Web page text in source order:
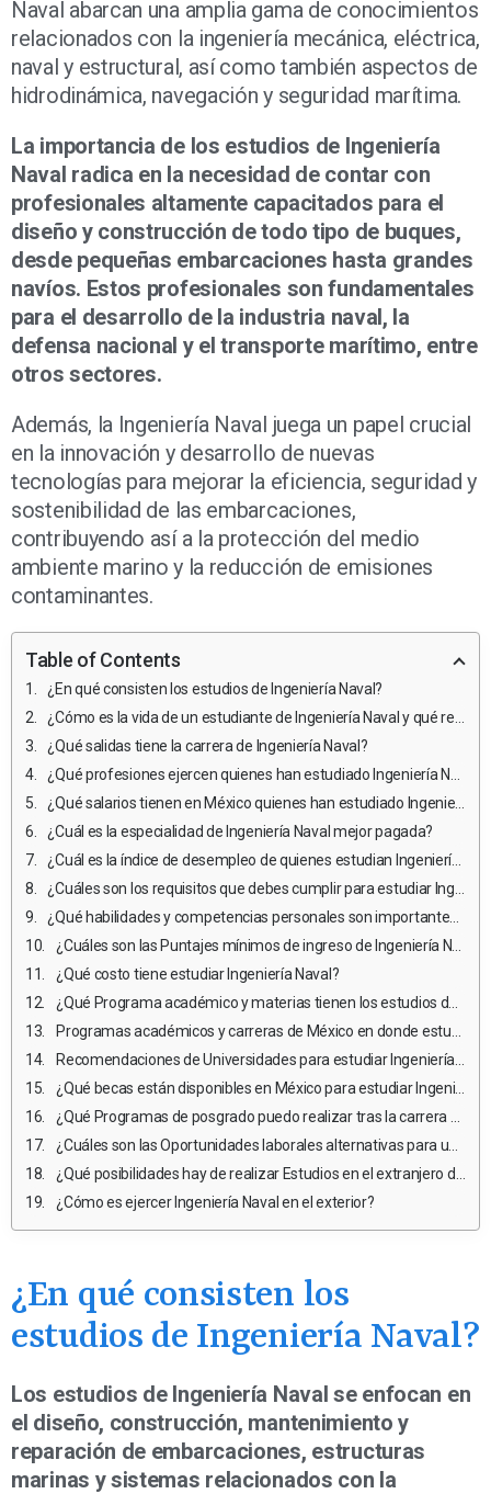
Naval abarcan una amplia gama de conocimientos
relacionados con la ingeniería mecánica, eléctrica,
naval y estructural, así como también aspectos de
hidrodinámica, navegación y seguridad marítima.
La importancia de los estudios de Ingeniería
Naval radica en la necesidad de contar con
profesionales altamente capacitados para el
diseño y construcción de todo tipo de buques,
desde pequeñas embarcaciones hasta grandes
navíos. Estos profesionales son fundamentales
para el desarrollo de la industria naval, la
defensa nacional y el transporte marítimo, entre
otros sectores.
Además, la Ingeniería Naval juega un papel crucial
en la innovación y desarrollo de nuevas
tecnologías para mejorar la eficiencia, seguridad y
sostenibilidad de las embarcaciones,
contribuyendo así a la protección del medio
ambiente marino y la reducción de emisiones
contaminantes.
Table of Contents
¿En qué consisten los estudios de Ingeniería Naval?
¿Cómo es la vida de un estudiante de Ingeniería Naval y qué retos enfrentan?
¿Qué salidas tiene la carrera de Ingeniería Naval?
¿Qué profesiones ejercen quienes han estudiado Ingeniería Naval?
¿Qué salarios tienen en México quienes han estudiado Ingeniería Naval?
¿Cuál es la especialidad de Ingeniería Naval mejor pagada?
¿Cuál es la índice de desempleo de quienes estudian Ingeniería Naval?
¿Cuáles son los requisitos que debes cumplir para estudiar Ingeniería Naval en México?
¿Qué habilidades y competencias personales son importantes para estudiar y ejercer Ingeniería Naval?
¿Cuáles son las Puntajes mínimos de ingreso de Ingeniería Naval en México?
¿Qué costo tiene estudiar Ingeniería Naval?
¿Qué Programa académico y materias tienen los estudios de Ingeniería Naval en México?
Programas académicos y carreras de México en donde estudiar Ingeniería Naval
Recomendaciones de Universidades para estudiar Ingeniería Naval
¿Qué becas están disponibles en México para estudiar Ingeniería Naval?
¿Qué Programas de posgrado puedo realizar tras la carrera universitaria?
¿Cuáles son las Oportunidades laborales alternativas para un profesional de Ingeniería Naval que no desea ejercer?
¿Qué posibilidades hay de realizar Estudios en el extranjero durante la carrera de Ingeniería Naval?
¿Cómo es ejercer Ingeniería Naval en el exterior?
¿En qué consisten los
estudios de Ingeniería Naval?
Los estudios de Ingeniería Naval se enfocan en
el diseño, construcción, mantenimiento y
reparación de embarcaciones, estructuras
marinas y sistemas relacionados con la